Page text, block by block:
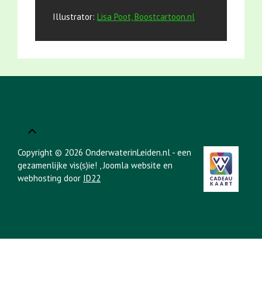
Illustrator: Lisa Poot, Boostcartoon.nl
Copyright © 2026 OnderwaterinLeiden.nl - een
gezamenlijke vis(s)ie! , Joomla website en
webhosting door ID22